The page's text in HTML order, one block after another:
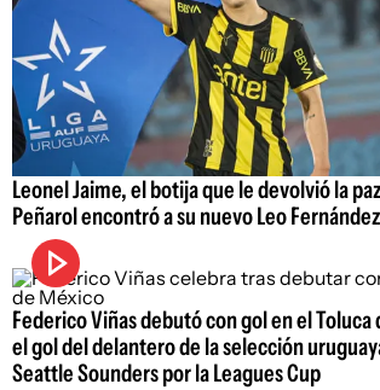
Leonel Jaime, el botija que le devolvió la
Peñarol encontró a su nuevo Leo Fernández
Federico Viñas debutó con gol en el
el gol del delantero de la selección
Seattle Sounders por la Leagues Cup